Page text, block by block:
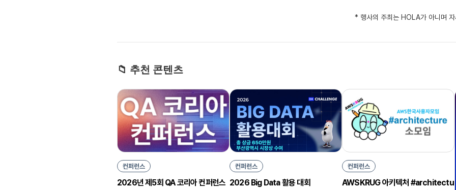
* 행사의 주최는 HOLA가 아니며 자
📁 추천 콘텐츠
컨퍼런스
2026년 제5회 QA 코리아 컨퍼런스
컨퍼런스
2026 Big Data 활용 대회
컨퍼런스
AWSKRUG 아키텍처 #architectu